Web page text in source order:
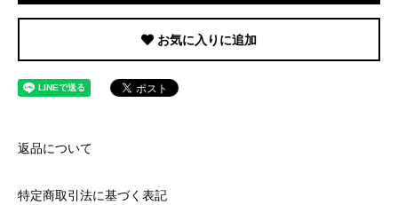
お気に入りに追加
返品について
特定商取引法に基づく表記